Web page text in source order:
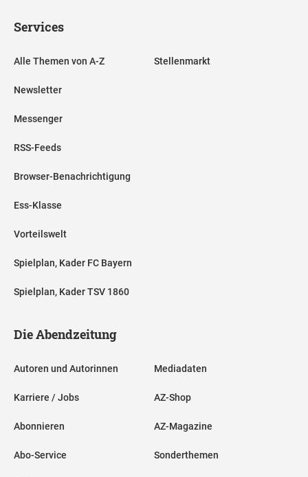
Services
Alle Themen von A-Z
Newsletter
Messenger
RSS-Feeds
Browser-Benachrichtigung
Ess-Klasse
Vorteilswelt
Spielplan, Kader FC Bayern
Spielplan, Kader TSV 1860
Stellenmarkt
Die Abendzeitung
Autoren und Autorinnen
Karriere / Jobs
Abonnieren
Abo-Service
Mediadaten
AZ-Shop
AZ-Magazine
Sonderthemen